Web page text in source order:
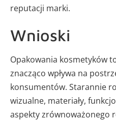
reputacji marki.
Wnioski
Opakowania kosmetyków
znacząco wpływa na
konsumentów. Starannie
wizualne, materiały,
aspekty zrównoważonego